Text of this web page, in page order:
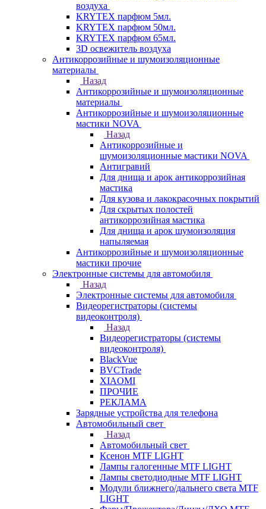
воздуха
KRYTEX парфюм 5мл.
KRYTEX парфюм 50мл.
KRYTEX парфюм 65мл.
3D освежитель воздуха
Антикоррозийные и шумоизоляционные
материалы
Назад
Антикоррозийные и шумоизоляционные
материалы
Антикоррозийные и шумоизоляционные
мастики NOVA
Назад
Антикоррозийные и
шумоизоляционные мастики NOVA
Антигравий
Для днища и арок антикоррозийная
мастика
Для кузова и лакокрасочных покрытий
Для скрытых полостей
антикоррозийная мастика
Для днища и арок шумоизоляция
напыляемая
Антикоррозийные и шумоизоляционные
мастики прочие
Электронные системы для автомобиля
Назад
Электронные системы для автомобиля
Видеорегистраторы (системы
видеоконтроля)
Назад
Видеорегистраторы (системы
видеоконтроля)
BlackVue
BVCTrade
XIAOMI
ПРОЧИЕ
РЕКЛАМА
Зарядные устройства для телефона
Автомобильный свет
Назад
Автомобильный свет
Ксенон MTF LIGHT
Лампы галогенные MTF LIGHT
Лампы светодиодные MTF LIGHT
Модули ближнего/дальнего света MTF
LIGHT